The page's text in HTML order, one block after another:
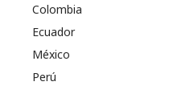
Colombia
Ecuador
México
Perú